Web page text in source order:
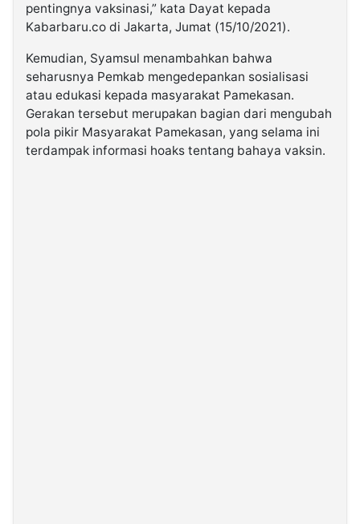
pentingnya vaksinasi,” kata Dayat kepada
Kabarbaru.co di Jakarta, Jumat (15/10/2021).
Kemudian, Syamsul menambahkan bahwa
seharusnya Pemkab mengedepankan sosialisasi
atau edukasi kepada masyarakat Pamekasan.
Gerakan tersebut merupakan bagian dari mengubah
pola pikir Masyarakat Pamekasan, yang selama ini
terdampak informasi hoaks tentang bahaya vaksin.